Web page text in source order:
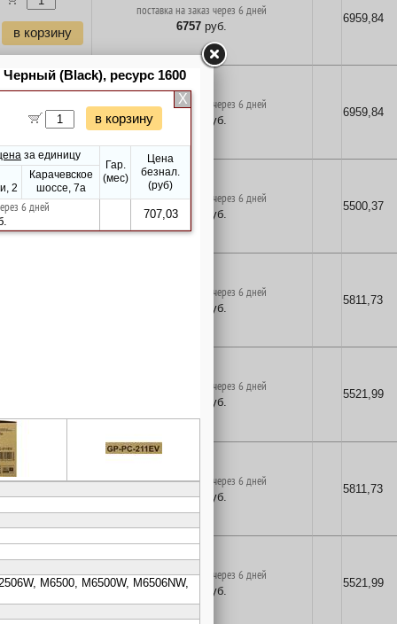
в корзину
поставка на заказ через 6 дней
6757 руб.
6959,84
в корзину
поставка на заказ через 6 дней
руб.
6959,84
поставка на заказ через 6 дней
5340 руб.
5500,37
поставка на заказ через 6 дней
руб.
5811,73
поставка на заказ через 6 дней
руб.
5521,99
поставка на заказ через 6 дней
5642 руб.
5811,73
поставка на заказ через 6 дней
5361 руб.
5521,99